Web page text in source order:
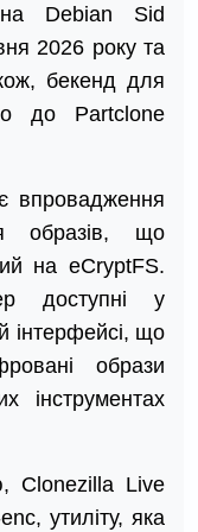
Debian Sid
2026 року та
бекенд для
до Partclone
впровадження
образів, що
на eCryptFS.
доступні у
інтерфейсі, що
образи
інструментах
Clonezilla Live
утиліту, яка